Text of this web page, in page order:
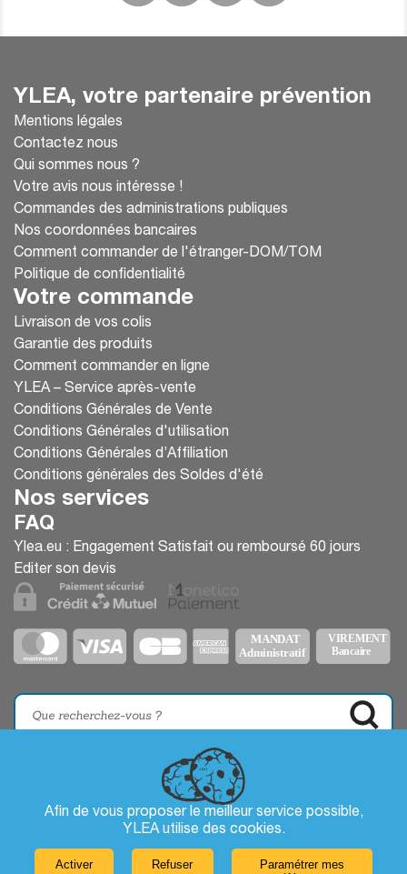
Afin de vous proposer le meilleur service possible,
YLEA utilise des cookies.
Activer
Refuser
Paramétrer mes
YLEA, votre partenaire prévention
Mentions légales
Contactez nous
Qui sommes nous ?
Votre avis nous intéresse !
Commandes des administrations publiques
Nos coordonnées bancaires
Comment commander de l'étranger-DOM/TOM
Politique de confidentialité
Votre commande
Livraison de vos colis
Garantie des produits
Comment commander en ligne
YLEA – Service après-vente
Conditions Générales de Vente
Conditions Générales d'utilisation
Conditions Générales d’Affiliation
Conditions générales des Soldes d'été
Nos services
FAQ
Ylea.eu : Engagement Satisfait ou remboursé 60 jours
Editer son devis